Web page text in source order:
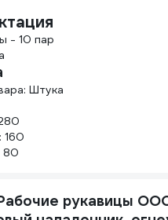
- 10 пар
Штука
160
80
рукавицы